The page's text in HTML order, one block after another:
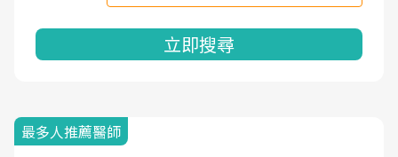
立即搜尋
最多人推薦醫師